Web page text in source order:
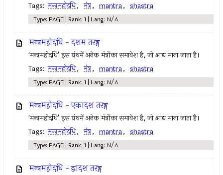
Tags: मन्त्रमहोदधि, मंत्र, mantra, shastra
Type: PAGE | Rank: 1 | Lang: N/A
मन्त्रमहोदधि - दशम तरङ्ग
`मन्त्रमहोदधि' इस ग्रंथमें अनेक मंत्रोंका समावेश है, जो आद्य माना जाता है।
Tags: मन्त्रमहोदधि, मंत्र, mantra, shastra
Type: PAGE | Rank: 1 | Lang: N/A
मन्त्रमहोदधि - एकादश तरङ्ग
`मन्त्रमहोदधि' इस ग्रंथमें अनेक मंत्रोंका समावेश है, जो आद्य माना जाता है।
Tags: मन्त्रमहोदधि, मंत्र, mantra, shastra
Type: PAGE | Rank: 1 | Lang: N/A
मन्त्रमहोदधि - द्वादश तरङ्ग